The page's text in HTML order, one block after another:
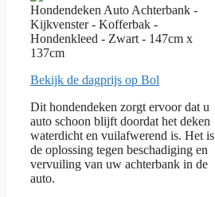
Bekijk de dagprijs op Bol
Dit hondendeken zorgt ervoor dat u
auto schoon blijft doordat het deken
waterdicht en vuilafwerend is. Het is
de oplossing tegen beschadiging en
vervuiling van uw achterbank in de
auto.